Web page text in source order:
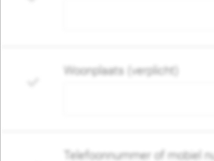
Woonplaats (verplicht)
Telefoonnummer of mobiel